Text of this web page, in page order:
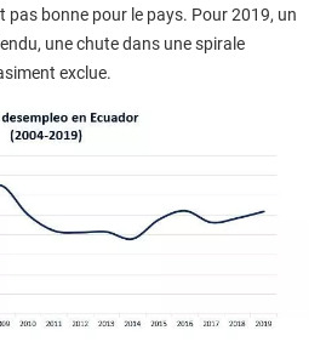
pas bonne pour le pays. Pour 2019, un
une chute dans une spirale
exclue.